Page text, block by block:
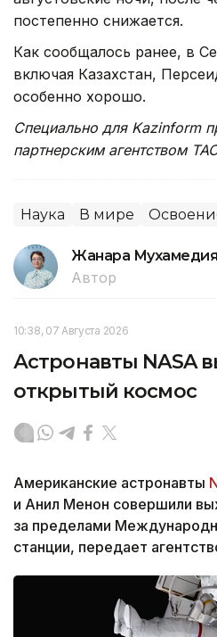
постепенно снижается.
Как сообщалось ранее, в
включая Казахстан,
особенно хорошо.
Специально для Kazinform
партнерским агентством
Наука В мире
Жанара
Автор
10:38, 07 Августа 2026
Астронавты NASA
открытый космос
Американские астронавты
и Анил Менон совершили
за пределами
станции, передает